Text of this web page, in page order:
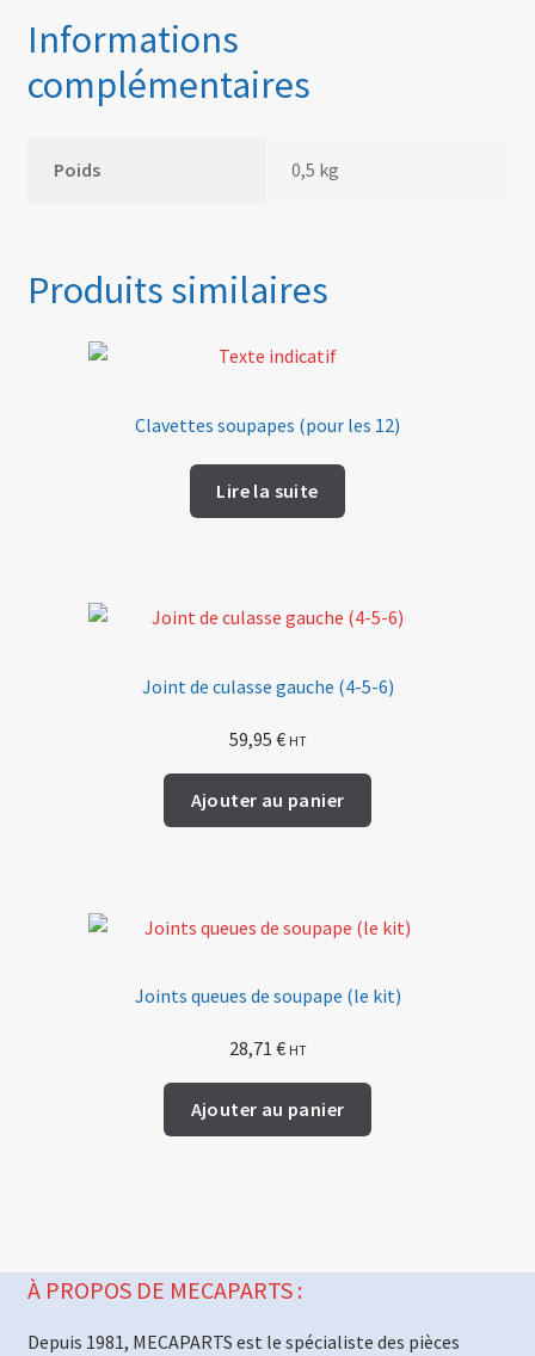
Informations
complémentaires
Poids 0,5 kg
Produits similaires
Clavettes soupapes (pour les 12)
Lire la suite
Joint de culasse gauche (4-5-6)
59,95 € HT
Ajouter au panier
Joints queues de soupape (le kit)
28,71 € HT
Ajouter au panier
À PROPOS DE MECAPARTS :
Depuis 1981, MECAPARTS est le spécialiste des pièces